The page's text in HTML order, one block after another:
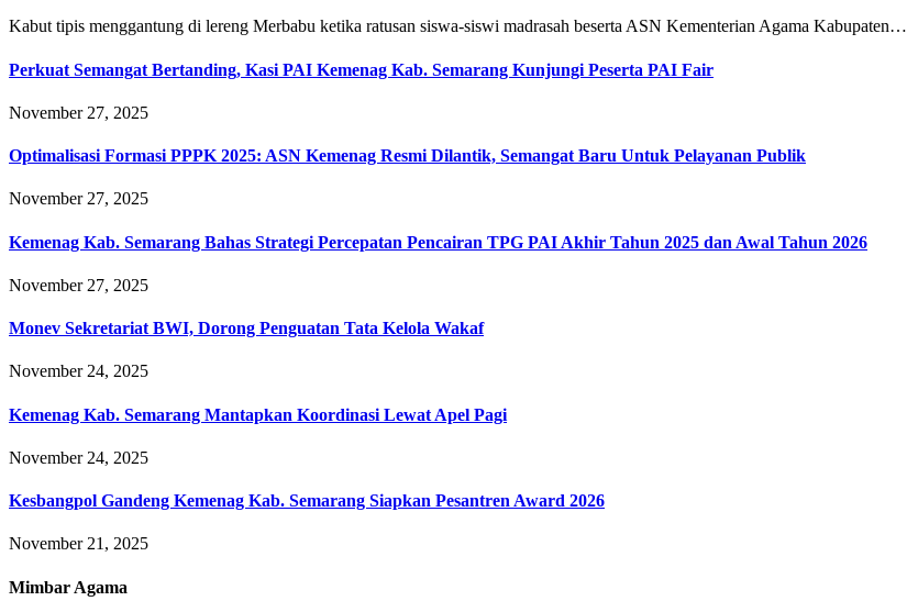
Kabut tipis menggantung di lereng Merbabu ketika ratusan siswa-siswi madrasah beserta ASN Kementerian Agama Kabupaten…
Perkuat Semangat Bertanding, Kasi PAI Kemenag Kab. Semarang Kunjungi Peserta PAI Fair
November 27, 2025
Optimalisasi Formasi PPPK 2025: ASN Kemenag Resmi Dilantik, Semangat Baru Untuk Pelayanan Publik
November 27, 2025
Kemenag Kab. Semarang Bahas Strategi Percepatan Pencairan TPG PAI Akhir Tahun 2025 dan Awal Tahun 2026
November 27, 2025
Monev Sekretariat BWI, Dorong Penguatan Tata Kelola Wakaf
November 24, 2025
Kemenag Kab. Semarang Mantapkan Koordinasi Lewat Apel Pagi
November 24, 2025
Kesbangpol Gandeng Kemenag Kab. Semarang Siapkan Pesantren Award 2026
November 21, 2025
Mimbar Agama